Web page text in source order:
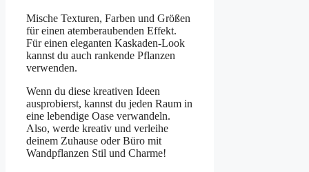
Mische Texturen, Farben und Größen
für einen atemberaubenden Effekt.
Für einen eleganten Kaskaden-Look
kannst du auch rankende Pflanzen
verwenden.
Wenn du diese kreativen Ideen
ausprobierst, kannst du jeden Raum in
eine lebendige Oase verwandeln.
Also, werde kreativ und verleihe
deinem Zuhause oder Büro mit
Wandpflanzen Stil und Charme!